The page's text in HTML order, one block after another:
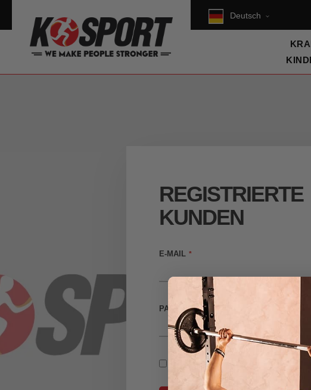
Deutsch
REGISTRIERTE
KUNDEN
E-MAIL
PASSWORT
SHOW PASSWORD